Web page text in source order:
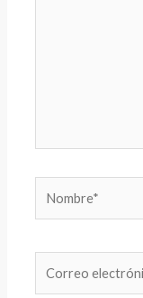
electrónico*